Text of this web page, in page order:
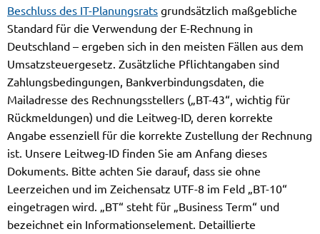
Beschluss des IT-Planungsrats grundsätzlich maßgebliche
Standard für die Verwendung der E-Rechnung in
Deutschland – ergeben sich in den meisten Fällen aus dem
Umsatzsteuergesetz. Zusätzliche Pflichtangaben sind
Zahlungsbedingungen, Bankverbindungsdaten, die
Mailadresse des Rechnungsstellers („BT-43“, wichtig für
Rückmeldungen) und die Leitweg-ID, deren korrekte
Angabe essenziell für die korrekte Zustellung der Rechnung
ist. Unsere Leitweg-ID finden Sie am Anfang dieses
Dokuments. Bitte achten Sie darauf, dass sie ohne
Leerzeichen und im Zeichensatz UTF-8 im Feld „BT-10“
eingetragen wird. „BT“ steht für „Business Term“ und
bezeichnet ein Informationselement. Detaillierte